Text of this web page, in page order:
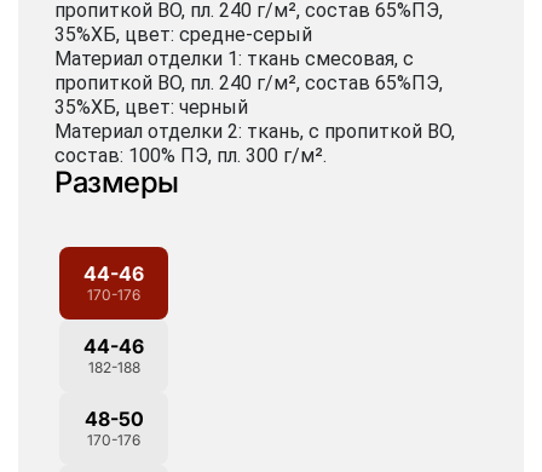
пропиткой ВО, пл. 240 г/м², состав 65%ПЭ,
35%ХБ, цвет: средне-серый
Материал отделки 1: ткань смесовая, с
пропиткой ВО, пл. 240 г/м², состав 65%ПЭ,
35%ХБ, цвет: черный
Материал отделки 2: ткань, с пропиткой ВО,
состав: 100% ПЭ, пл. 300 г/м².
Размеры
44-46
170-176
44-46
182-188
48-50
170-176